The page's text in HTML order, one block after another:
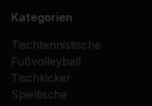
Kategorien
Tischtennistische
Fußvolleyball
Tischkicker
Spieltische